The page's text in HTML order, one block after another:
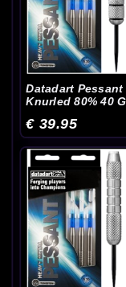
Datadart Pessant
Knurled 80% 40
€ 39.95